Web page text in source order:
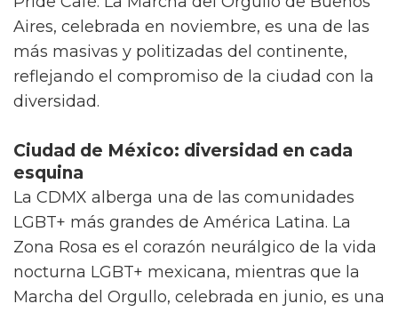
Aires, celebrada en noviembre, es una de las
más masivas y politizadas del continente,
reflejando el compromiso de la ciudad con la
diversidad.
Ciudad de México: diversidad en cada
esquina
La CDMX alberga una de las comunidades
LGBT+ más grandes de América Latina. La
Zona Rosa es el corazón neurálgico de la vida
nocturna LGBT+ mexicana, mientras que la
Marcha del Orgullo, celebrada en junio, es una